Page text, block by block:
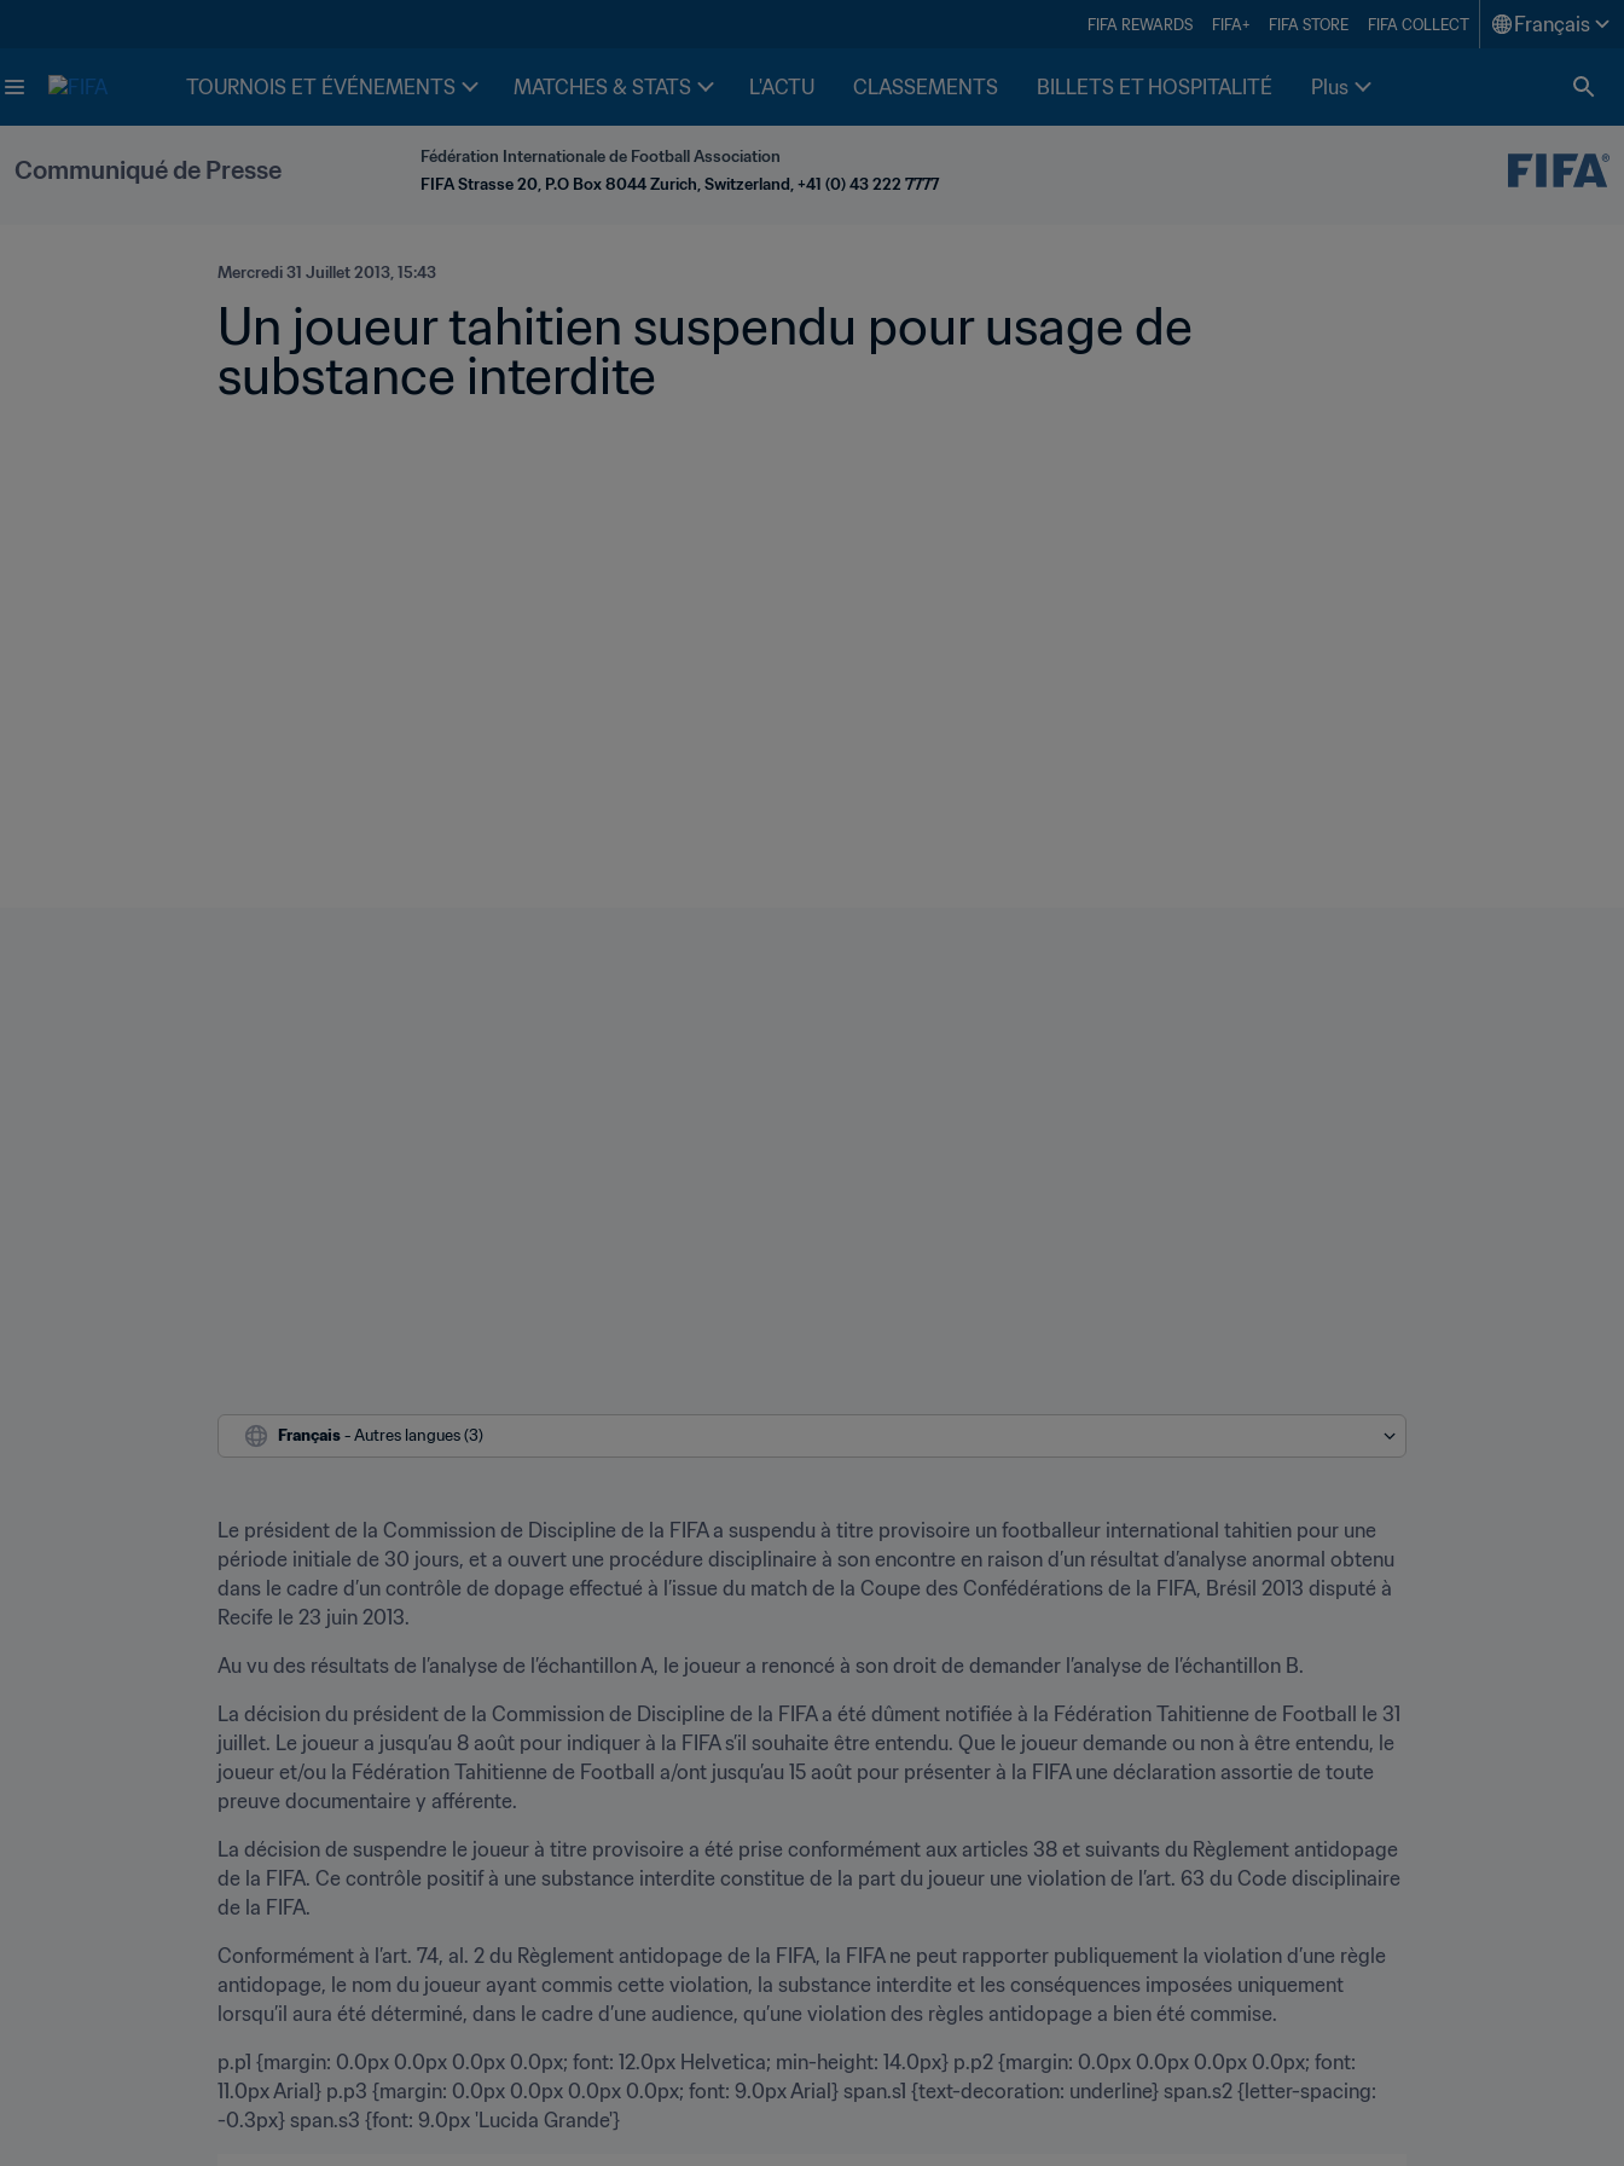
FIFA REWARDS FIFA+ FIFA STORE FIFA COLLECT Français
TOURNOIS ET ÉVÉNEMENTS MATCHES & STATS L'ACTU CLASSEMENTS BILLETS ET HOSPITALITÉ Plus
Communiqué de Presse
Fédération Internationale de Football Association
FIFA Strasse 20, P.O Box 8044 Zurich, Switzerland, +41 (0) 43 222 7777
Mercredi 31 Juillet 2013, 15:43
Un joueur tahitien suspendu pour usage de
substance interdite
Français - Autres langues (3)
Le président de la Commission de Discipline de la FIFA a suspendu à titre provisoire un footballeur international tahitien pour une
période initiale de 30 jours, et a ouvert une procédure disciplinaire à son encontre en raison d’un résultat d’analyse anormal obtenu
dans le cadre d’un contrôle de dopage effectué à l’issue du match de la Coupe des Confédérations de la FIFA, Brésil 2013 disputé à
Recife le 23 juin 2013.
Au vu des résultats de l’analyse de l’échantillon A, le joueur a renoncé à son droit de demander l’analyse de l’échantillon B.
La décision du président de la Commission de Discipline de la FIFA a été dûment notifiée à la Fédération Tahitienne de Football le 31
juillet. Le joueur a jusqu’au 8 août pour indiquer à la FIFA s’il souhaite être entendu. Que le joueur demande ou non à être entendu, le
joueur et/ou la Fédération Tahitienne de Football a/ont jusqu’au 15 août pour présenter à la FIFA une déclaration assortie de toute
preuve documentaire y afférente.
La décision de suspendre le joueur à titre provisoire a été prise conformément aux articles 38 et suivants du Règlement antidopage
de la FIFA. Ce contrôle positif à une substance interdite constitue de la part du joueur une violation de l’art. 63 du Code disciplinaire
de la FIFA.
Conformément à l’art. 74, al. 2 du Règlement antidopage de la FIFA, la FIFA ne peut rapporter publiquement la violation d’une règle
antidopage, le nom du joueur ayant commis cette violation, la substance interdite et les conséquences imposées uniquement
lorsqu’il aura été déterminé, dans le cadre d’une audience, qu’une violation des règles antidopage a bien été commise.
p.p1 {margin: 0.0px 0.0px 0.0px 0.0px; font: 12.0px Helvetica; min-height: 14.0px} p.p2 {margin: 0.0px 0.0px 0.0px 0.0px; font:
11.0px Arial} p.p3 {margin: 0.0px 0.0px 0.0px 0.0px; font: 9.0px Arial} span.s1 {text-decoration: underline} span.s2 {letter-spacing:
-0.3px} span.s3 {font: 9.0px 'Lucida Grande'}